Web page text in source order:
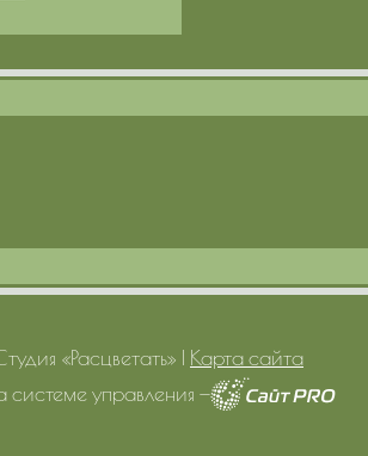
«Расцветать» | Карта сайта
управления —